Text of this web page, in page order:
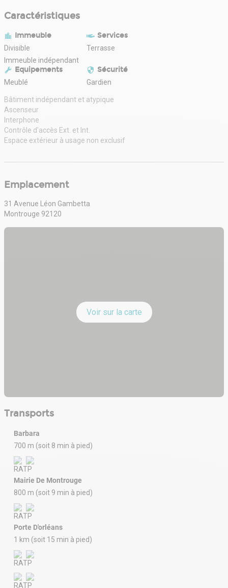
Caractéristiques
Immeuble
Divisible
Immeuble indépendant
Services
Terrasse
Equipements
Meublé
Sécurité
Gardien
Bâtiment indépendant et atypique
Ascenseur
Interphone
Contrôle d'accès Ext. et Int.
Espace extérieur à usage non exclusif
Emplacement
31 Avenue Léon Gambetta
Montrouge 92120
Voir sur la carte
Transports
Barbara
700 m (soit 8 min à pied)
Mairie De Montrouge
800 m (soit 9 min à pied)
Porte D'orléans
1 km (soit 15 min à pied)